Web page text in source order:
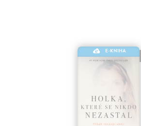
E-KNIHA